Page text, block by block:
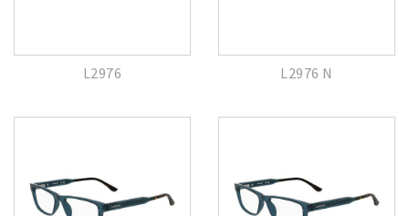
L2976 L2976 N